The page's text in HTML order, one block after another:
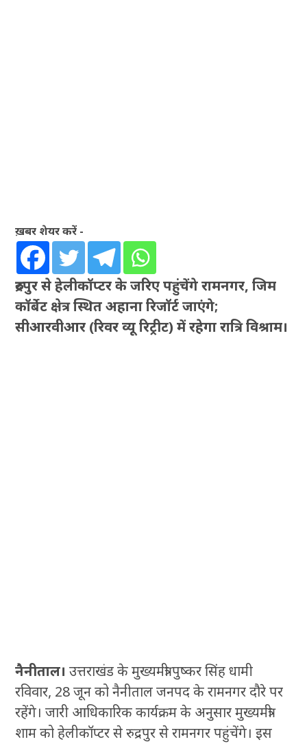
ख़बर शेयर करें -
रुद्रपुर से हेलीकॉप्टर के जरिए पहुंचेंगे रामनगर, जिम
कॉर्बेट क्षेत्र स्थित अहाना रिजॉर्ट जाएंगे;
सीआरवीआर (रिवर व्यू रिट्रीट) में रहेगा रात्रि विश्राम।
नैनीताल। उत्तराखंड के मुख्यमंत्री पुष्कर सिंह धामी
रविवार, 28 जून को नैनीताल जनपद के रामनगर दौरे पर
रहेंगे। जारी आधिकारिक कार्यक्रम के अनुसार मुख्यमंत्री
शाम को हेलीकॉप्टर से रुद्रपुर से रामनगर पहुंचेंगे। इस